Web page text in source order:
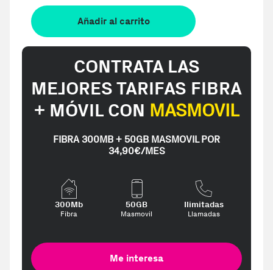
Añadir al carrito
CONTRATA LAS
MEJORES TARIFAS FIBRA
+ MÓVIL CON MASMOVIL
FIBRA 300MB + 50GB MASMOVIL POR
34,90€/MES
300Mb
Fibra
50GB
Masmovil
Ilimitadas
Llamadas
Me interesa